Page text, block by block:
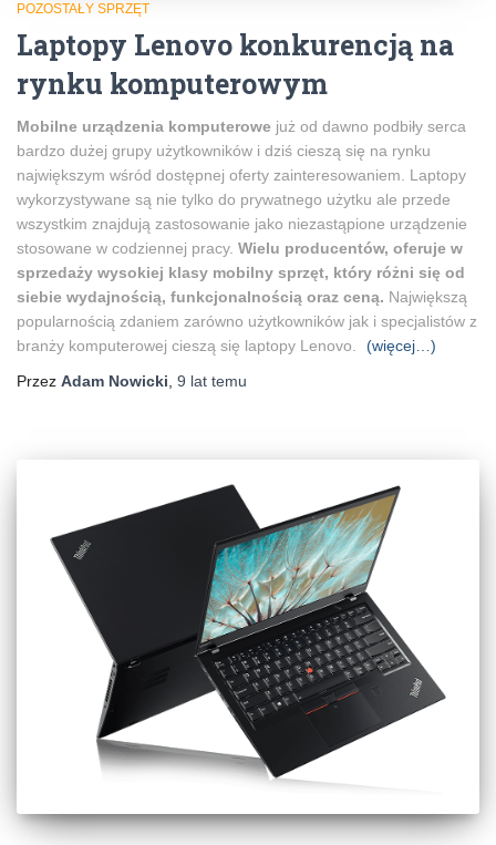
POZOSTAŁY SPRZĘT
Laptopy Lenovo konkurencją na
rynku komputerowym
Mobilne urządzenia komputerowe już od dawno podbiły serca
bardzo dużej grupy użytkowników i dziś cieszą się na rynku
największym wśród dostępnej oferty zainteresowaniem. Laptopy
wykorzystywane są nie tylko do prywatnego użytku ale przede
wszystkim znajdują zastosowanie jako niezastąpione urządzenie
stosowane w codziennej pracy. Wielu producentów, oferuje w
sprzedaży wysokiej klasy mobilny sprzęt, który różni się od
siebie wydajnością, funkcjonalnością oraz ceną. Największą
popularnością zdaniem zarówno użytkowników jak i specjalistów z
branży komputerowej cieszą się laptopy Lenovo.
(więcej…)
Przez Adam Nowicki, 9 lat temu